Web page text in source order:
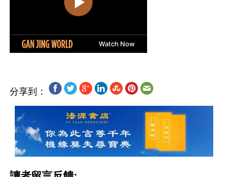
分享到：